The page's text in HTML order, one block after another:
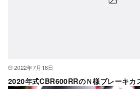
2022年7月18日
2020年式CBR600RRのＮ様ブレーキカ